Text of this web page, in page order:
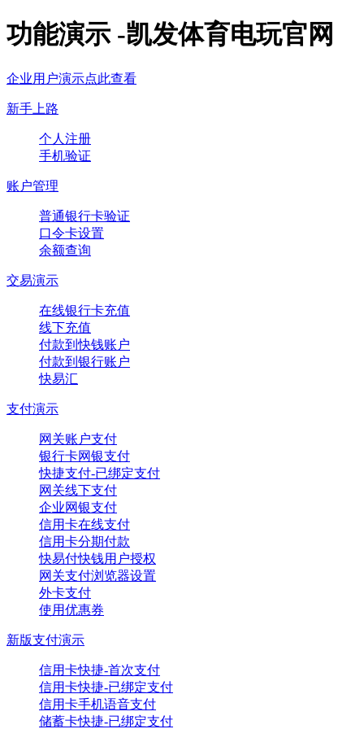
功能演示 -凯发体育电玩官网
企业用户演示点此查看
新手上路
个人注册
手机验证
账户管理
普通银行卡验证
口令卡设置
余额查询
交易演示
在线银行卡充值
线下充值
付款到快钱账户
付款到银行账户
快易汇
支付演示
网关账户支付
银行卡网银支付
快捷支付-已绑定支付
网关线下支付
企业网银支付
信用卡在线支付
信用卡分期付款
快易付快钱用户授权
网关支付浏览器设置
外卡支付
使用优惠券
新版支付演示
信用卡快捷-首次支付
信用卡快捷-已绑定支付
信用卡手机语音支付
储蓄卡快捷-已绑定支付